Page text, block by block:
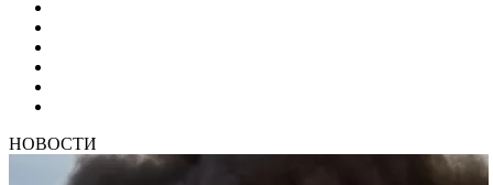
НОВОСТИ